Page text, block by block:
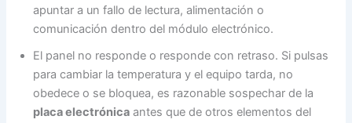
apuntar a un fallo de lectura, alimentación o
comunicación dentro del módulo electrónico.
El panel no responde o responde con retraso. Si pulsas
para cambiar la temperatura y el equipo tarda, no
obedece o se bloquea, es razonable sospechar de la
placa electrónica antes que de otros elementos del